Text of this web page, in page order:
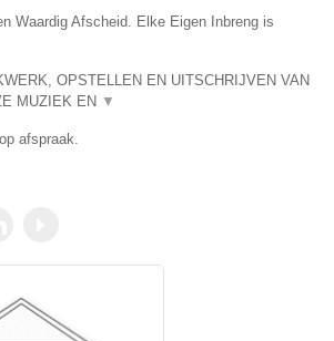
Waardig Afscheid. Elke Eigen Inbreng is
OPSTELLEN EN UITSCHRIJVEN VAN
MUZIEK EN ▼
afspraak.